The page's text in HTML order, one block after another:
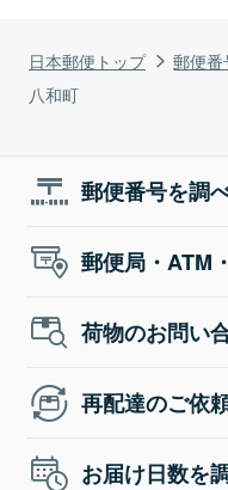
日本郵便トップ 郵便
八和町
郵便番号を調
郵便局・ATM
荷物のお問い
再配達のご依
お届け日数を